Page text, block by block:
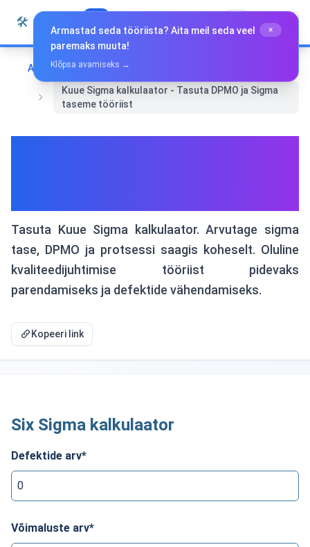
Liigu sisu juurde
🛠️ Eesti
Avaleht
Statistika ja analüüs
Kuue Sigma kalkulaator - Tasuta DPMO ja Sigma
taseme tööriist
Tasuta Kuue Sigma kalkulaator. Arvutage sigma
tase, DPMO ja protsessi saagis koheselt. Oluline
kvaliteedijuhtimise tööriist pidevaks
parendamiseks ja defektide vähendamiseks.
Kopeeri link
Six Sigma kalkulaator
Defektide arv*
Võimaluste arv*
Armastad seda tööriista? Aita meil seda veel
paremaks muuta!
×
Klõpsa avamiseks →